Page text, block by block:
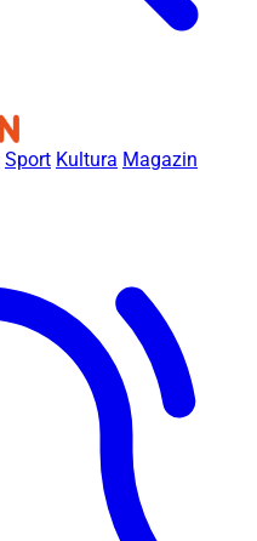
Sport Kultura Magazin